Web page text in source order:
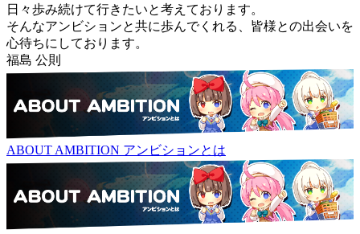
日々歩み続けて行きたいと考えております。
そんなアンビションと共に歩んでくれる、皆様との出会いを
心待ちにしております。
福島 公則
ABOUT AMBITION アンビションとは